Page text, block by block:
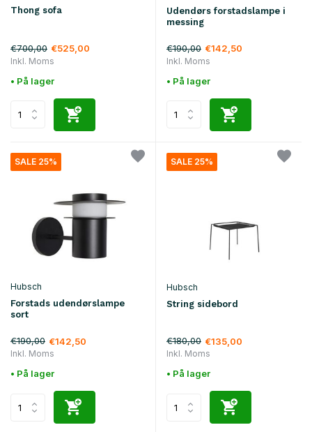
Thong sofa
€700,00 €525,00
Inkl. Moms
• På lager
Udendørs forstadslampe i
messing
€190,00 €142,50
Inkl. Moms
• På lager
SALE 25%
Hubsch
Forstads udendørslampe
sort
€190,00 €142,50
Inkl. Moms
• På lager
SALE 25%
Hubsch
String sidebord
€180,00 €135,00
Inkl. Moms
• På lager